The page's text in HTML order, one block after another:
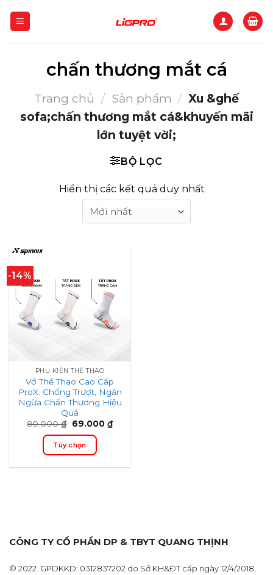
qua
chấn thương mắt cá
Trang chủ / Sản phẩm / Xu &ghế
sofa;chấn thương mắt cá&khuyến mãi
lớn tuyệt vời;
BỘ LỌC
Hiển thị các kết quả duy nhất
-14%
PHỤ KIỆN THỂ THAO
Vớ Thể Thao Cao Cấp
ProX: Chống Trượt, Ngăn
Ngừa Chấn Thương Hiệu
Quả
80.000₫ Giá
là:
80.000 ₫.
69.000 ₫Hiện
tại
Tùy chọn
thể.
tùy
CÔNG TY CỔ PHẦN DP & TBYT QUANG THỊNH
© 2022. GPDKKD: 0312837202 do Sở KH&ĐT cấp ngày 12/4/2018.